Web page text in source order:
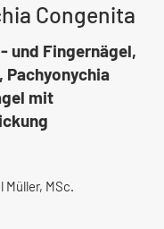
Congenita
und Fingernägel,
Pachyonychia
mit
Müller, MSc.